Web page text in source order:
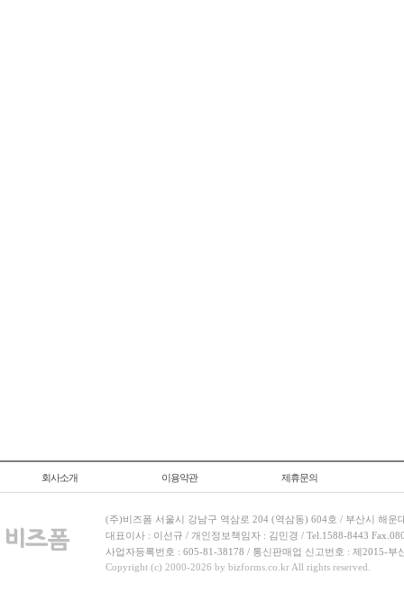
회사소개 이용약관 제휴문의
(주)비즈폼 서울시 강남구 역삼로 204 (역삼동) 604호 / 부산시 해운
대표이사 : 이선규 / 개인정보책임자 : 김민경 / Tel.1588-8443
사업자등록번호 : 605-81-38178 / 통신판매업 신고번호 : 제2015-부
Copyright (c) 2000-2026 by bizforms.co.kr All rights reserved.